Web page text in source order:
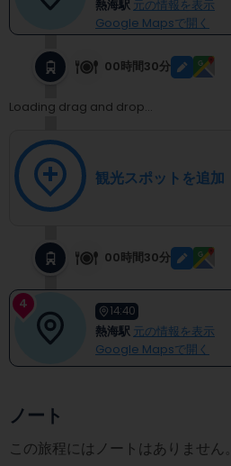
熱海駅 元の情報を表示
Google Mapsで開く
00時間30分
Loading drag and drop...
観光スポットを追加
00時間30分
4 14:40
熱海駅 元の情報を表示
Google Mapsで開く
ノート
この旅程にはノートはありません。